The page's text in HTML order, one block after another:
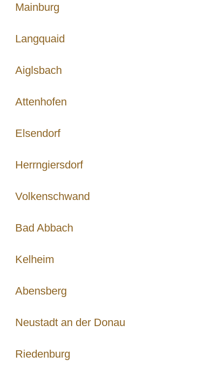
Mainburg
Langquaid
Aiglsbach
Attenhofen
Elsendorf
Herrngiersdorf
Volkenschwand
Bad Abbach
Kelheim
Abensberg
Neustadt an der Donau
Riedenburg